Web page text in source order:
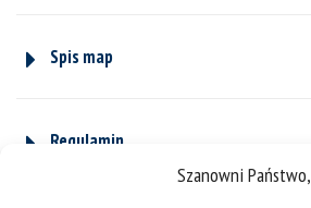
Szanowni Państwo,
Spis map
Regulamin